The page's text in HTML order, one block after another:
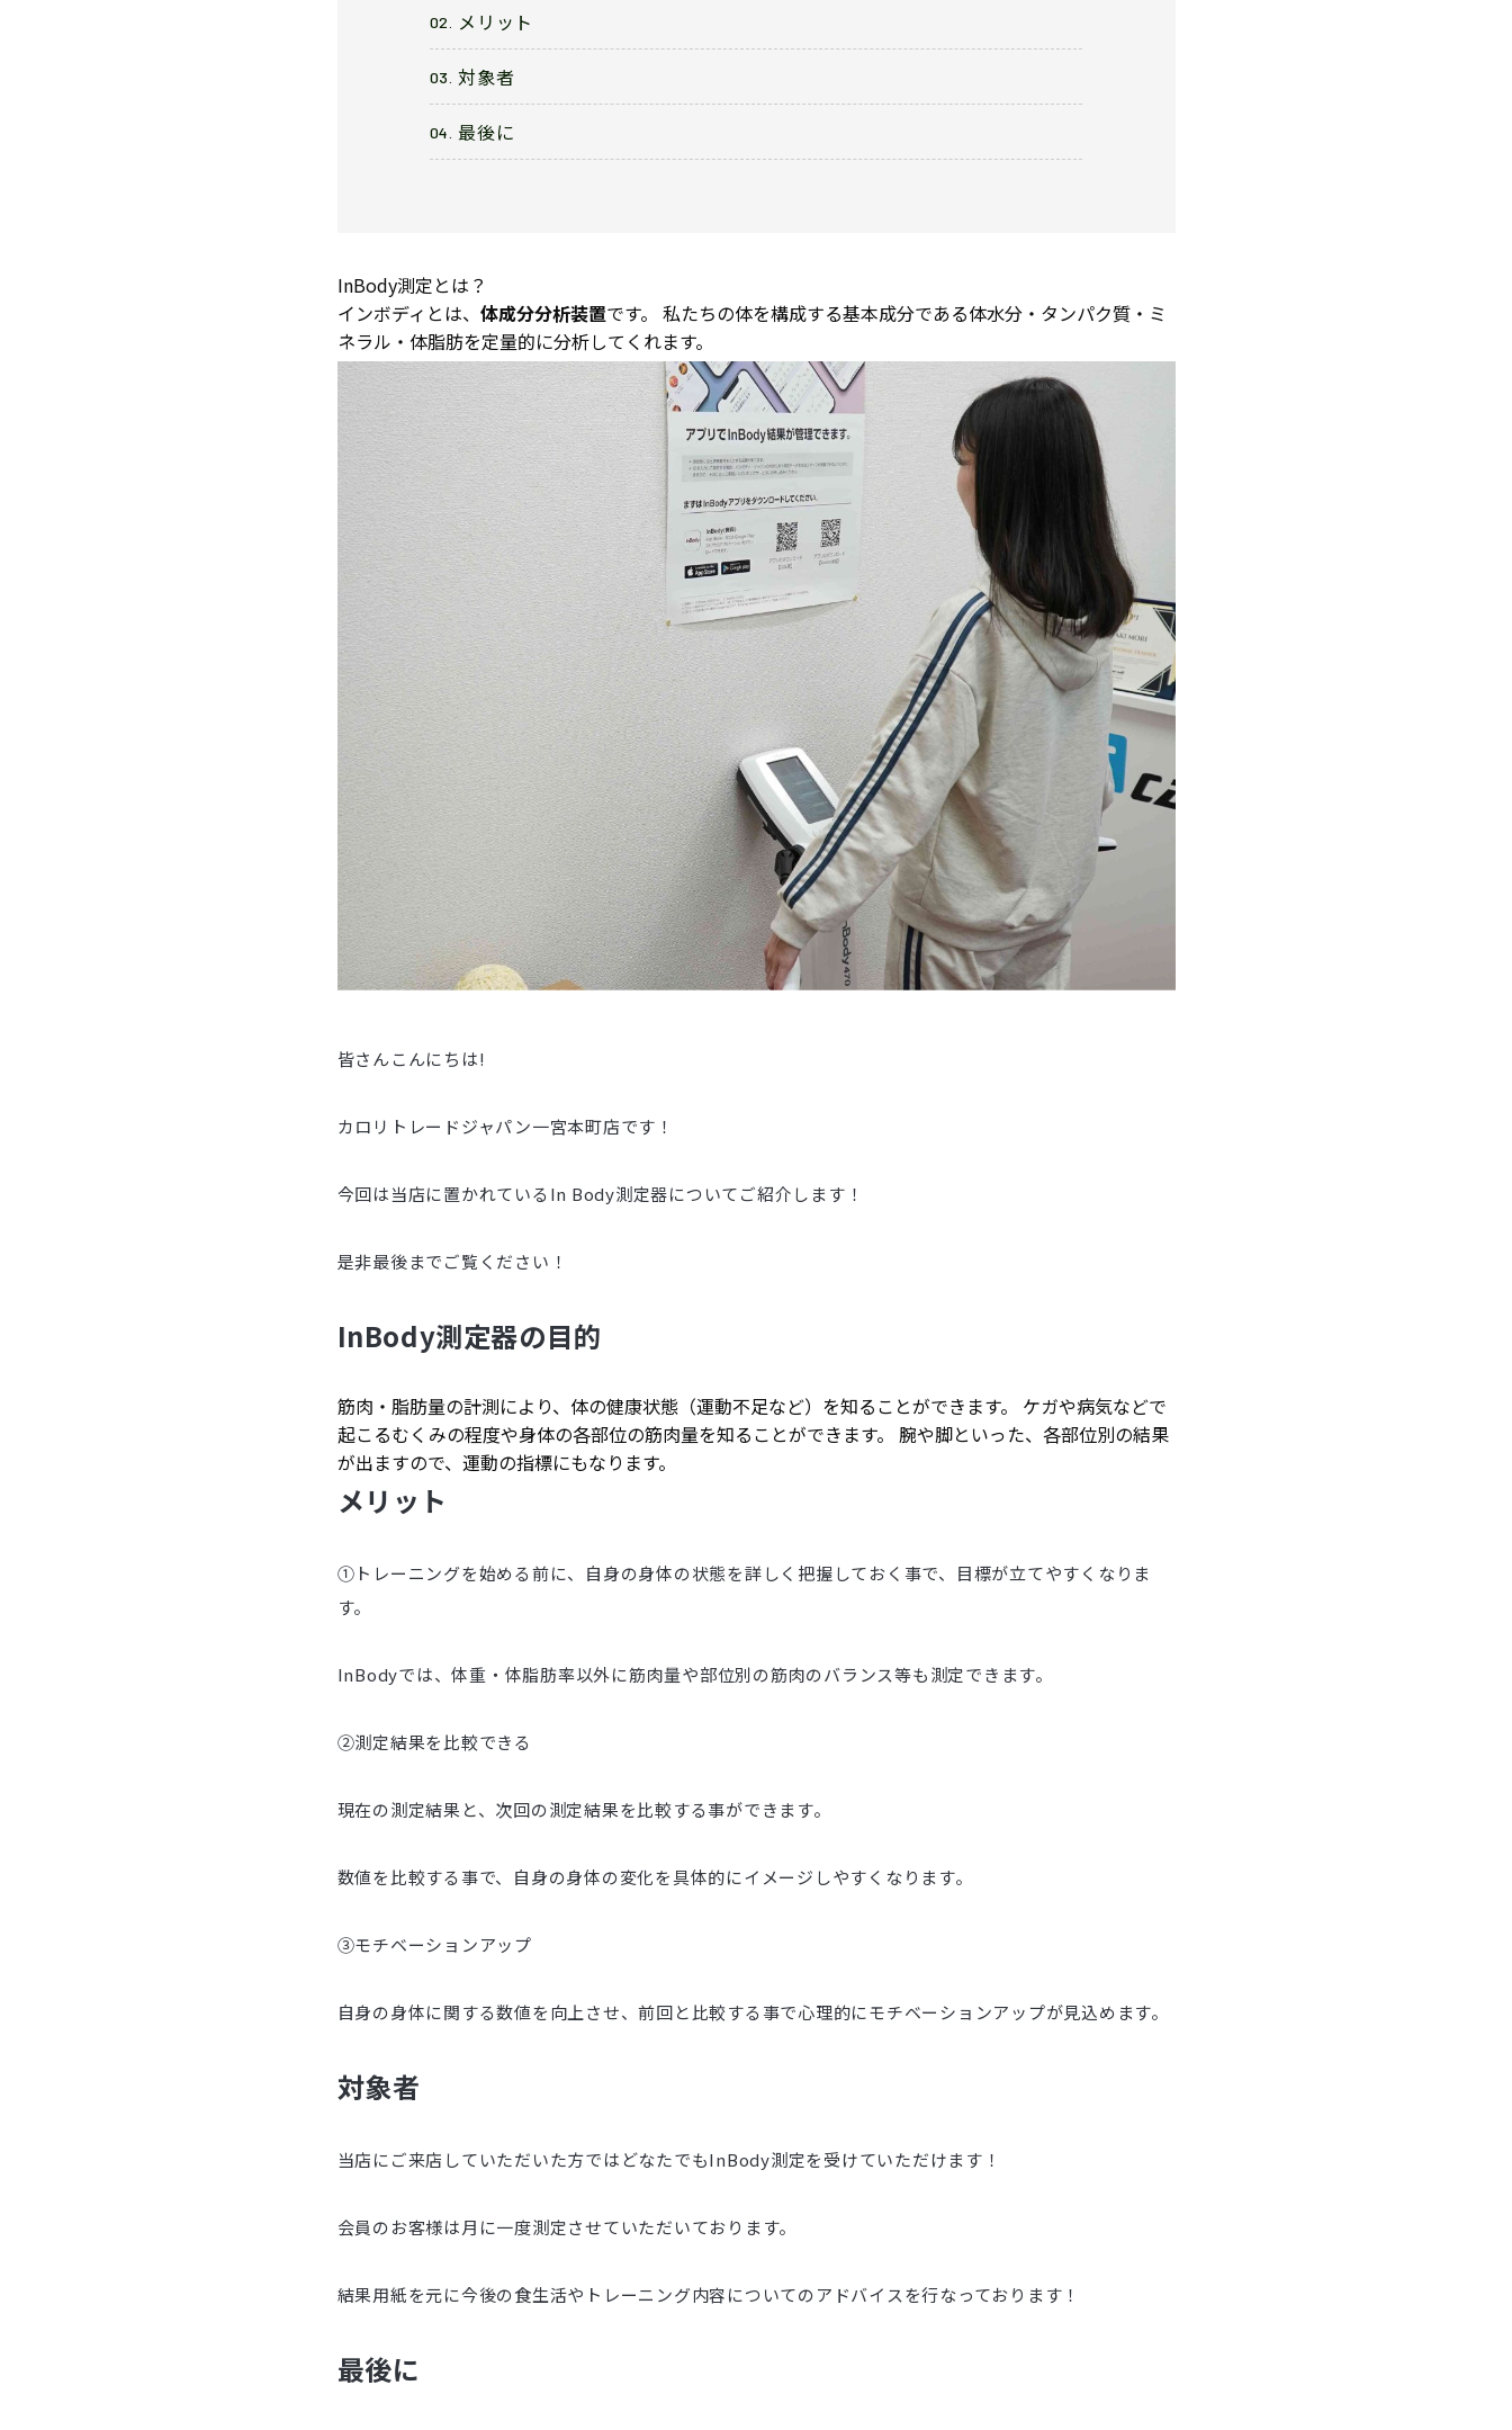
メリット
対象者
最後に
InBody測定とは？
インボディとは、 体成分分析装置です。 私たちの体を構成する基本成分である体水分・タンパク質・ミ
ネラル・体脂肪を定量的に分析してくれます。
皆さんこんにちは!
カロリトレードジャパン一宮本町店です！
今回は当店に置かれているIn Body測定器についてご紹介します！
是非最後までご覧ください！
InBody測定器の目的
筋肉・脂肪量の計測により、体の健康状態（運動不足など）を知ることができます。 ケガや病気などで
起こるむくみの程度や身体の各部位の筋肉量を知ることができます。 腕や脚といった、各部位別の結果
が出ますので、運動の指標にもなります。
メリット
①トレーニングを始める前に、自身の身体の状態を詳しく把握しておく事で、目標が立てやすくなりま
す。
InBodyでは、体重・体脂肪率以外に筋肉量や部位別の筋肉のバランス等も測定できます。
②測定結果を比較できる
現在の測定結果と、次回の測定結果を比較する事ができます。
数値を比較する事で、自身の身体の変化を具体的にイメージしやすくなります。
③モチベーションアップ
自身の身体に関する数値を向上させ、前回と比較する事で心理的にモチベーションアップが見込めます。
対象者
当店にご来店していただいた方ではどなたでもInBody測定を受けていただけます！
会員のお客様は月に一度測定させていただいております。
結果用紙を元に今後の食生活やトレーニング内容についてのアドバイスを行なっております！
最後に